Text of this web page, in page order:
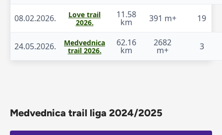
08.02.2026.
Love trail
2026.
11.58
km 391 m+ 19
24.05.2026.
Medvednica
trail 2026.
62.16
km
2682
m+ 3
Medvednica trail liga 2024/2025